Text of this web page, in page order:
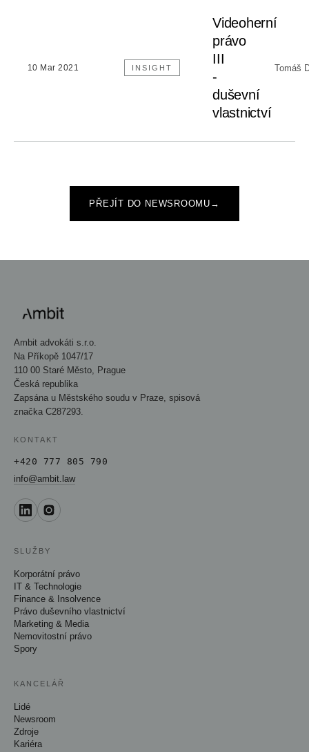
10 Mar 2021 INSIGHT
Videoherní
právo
III
-
duševní
vlastnictví
Tomáš
PŘEJÍT DO NEWSROOMU →
Ambit advokáti s.r.o.
Na Příkopě 1047/17
110 00 Staré Město, Prague
Česká republika
Zapsána u Městského soudu v Praze, spisová
značka C287293.
KONTAKT
+420 777 805 790
info@ambit.law
SLUŽBY
Korporátní právo
IT & Technologie
Finance & Insolvence
Právo duševního vlastnictví
Marketing & Media
Nemovitostní právo
Spory
KANCELÁŘ
Lidé
Newsroom
Zdroje
Kariéra